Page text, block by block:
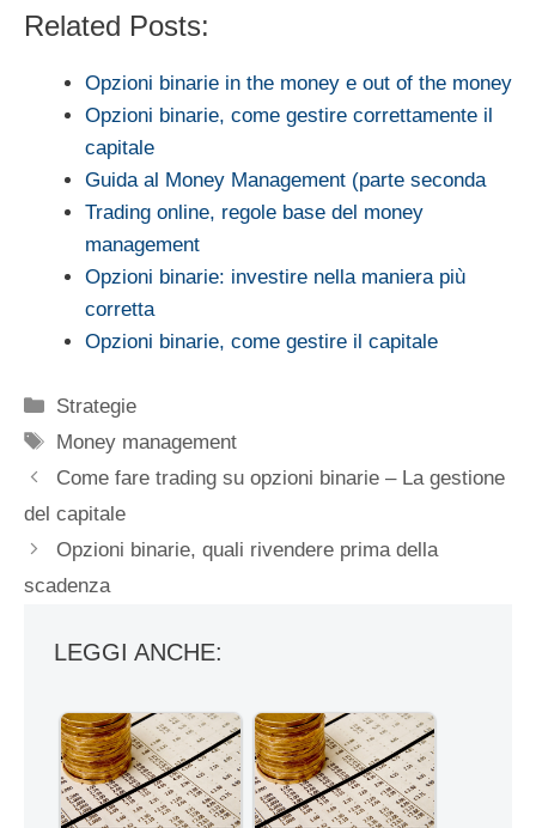
Related Posts:
Opzioni binarie in the money e out of the money
Opzioni binarie, come gestire correttamente il
capitale
Guida al Money Management (parte seconda
Trading online, regole base del money
management
Opzioni binarie: investire nella maniera più
corretta
Opzioni binarie, come gestire il capitale
Categorie
Strategie
Tag
Money management
Come fare trading su opzioni binarie – La gestione
del capitale
Opzioni binarie, quali rivendere prima della
scadenza
LEGGI ANCHE: